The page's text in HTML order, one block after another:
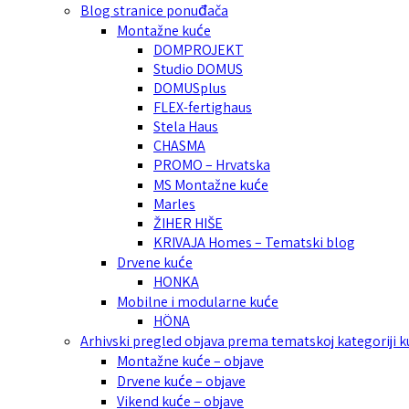
Blog stranice ponuđača
Montažne kuće
DOMPROJEKT
Studio DOMUS
DOMUSplus
FLEX-fertighaus
Stela Haus
CHASMA
PROMO – Hrvatska
MS Montažne kuće
Marles
ŽIHER HIŠE
KRIVAJA Homes – Tematski blog
Drvene kuće
HONKA
Mobilne i modularne kuće
HÖNA
Arhivski pregled objava prema tematskoj kategoriji
Montažne kuće – objave
Drvene kuće – objave
Vikend kuće – objave